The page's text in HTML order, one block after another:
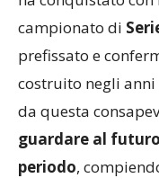
ha conquistato
campionato di
prefissato e
costruito negli
da questa
guardare al